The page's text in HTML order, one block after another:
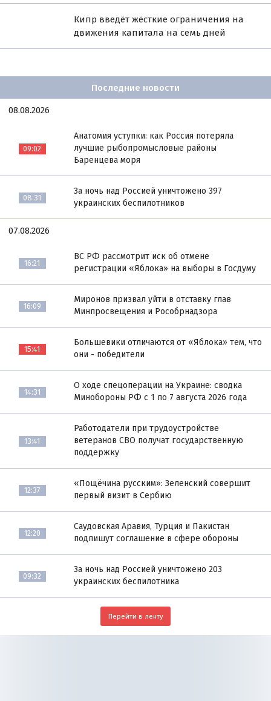
Кипр введёт жёсткие ограничения на
движения капитала на семь дней
Последние новости
08.08.2026
09:02
Анатомия уступки: как Россия потеряла
лучшие рыбопромысловые районы
Баренцева моря
08:31
За ночь над Россией уничтожено 397
украинских беспилотников
07.08.2026
16:21
ВС РФ рассмотрит иск об отмене
регистрации «Яблока» на выборы в Госдуму
16:09
Миронов призвал уйти в отставку глав
Минпросвещения и Рособрнадзора
15:41
Большевики отличаются от «Яблока» тем, что
они - победители
14:31
О ходе спецоперации на Украине: сводка
Минобороны РФ с 1 по 7 августа 2026 года
13:41
Работодатели при трудоустройстве
ветеранов СВО получат государственную
поддержку
12:37
«Пощёчина русским»: Зеленский совершит
первый визит в Сербию
12:20
Саудовская Аравия, Турция и Пакистан
подпишут соглашение в сфере обороны
09:32
За ночь над Россией уничтожено 203
украинских беспилотника
Перейти в ленту